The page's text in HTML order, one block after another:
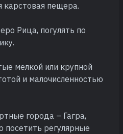
карстовая пещера.
Рица, погулять по
мелкой или крупной
и малочисленностью
города – Гагра,
регулярные